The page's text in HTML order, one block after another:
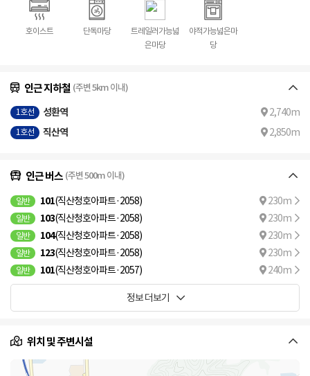
호이스트 단독마당
트레일러가능넓
은마당
야적가능넓은마
당
인근 지하철 (주변 5km 이내)
1호선 성환역 2,740m
1호선 직산역 2,850m
인근 버스 (주변 500m 이내)
일반 101(직산청호아파트·2058) 230m
일반 103(직산청호아파트·2058) 230m
일반 104(직산청호아파트·2058) 230m
일반 123(직산청호아파트·2058) 230m
일반 101(직산청호아파트·2057) 240m
정보 더보기
위치 및 주변시설